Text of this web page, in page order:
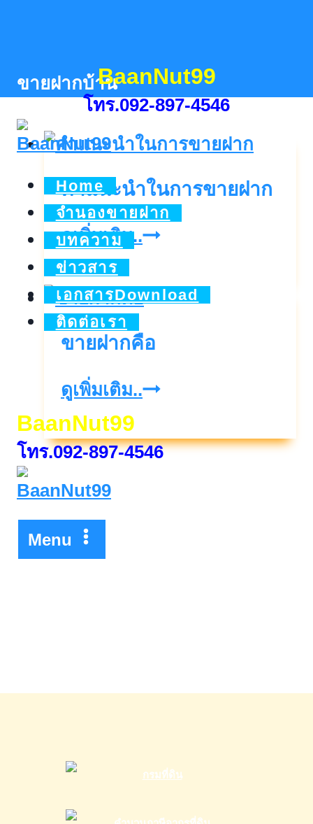
BaanNut99
โทร.092-897-4546
Home
จำนองขายฝาก
บทความ
ข่าวสาร
เอกสารDownload
ติดต่อเรา
BaanNut99
โทร.092-897-4546
Menu
ขายฝากบ้าน
คำแนะนำในการขายฝาก
ดูเพิ่มเติม..คำ
ใน
ขาย
ขายฝากคือ
ดูเพิ่มเติม..ขาย
คือ